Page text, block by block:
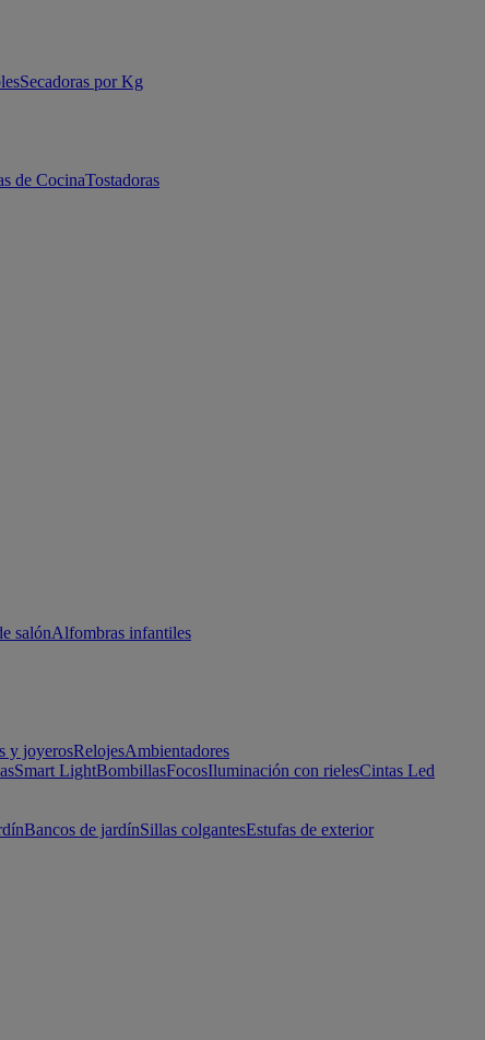
Secadoras por Kg
de CocinaTostadoras
salónAlfombras infantiles
y joyerosRelojesAmbientadores
Smart LightBombillasFocosIluminación con rielesCintas Led
Bancos de jardínSillas colgantesEstufas de exterior